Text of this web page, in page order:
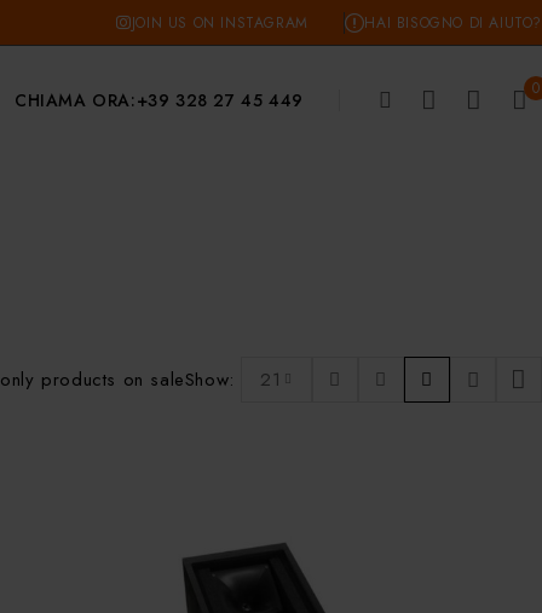
JOIN US ON INSTAGRAM HAI BISOGNO DI AIUTO?
CHIAMA ORA:+39 328 27 45 449 0
products on saleShow: 21